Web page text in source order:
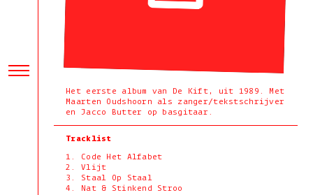
Het eerste album van De Kift, uit 1989. Met
Maarten Oudshoorn als zanger/tekstschrijver
en Jacco Butter op basgitaar.
Tracklist
1. Code Het Alfabet
2. Vlijt
3. Staal Op Staal
4. Nat & Stinkend Stroo